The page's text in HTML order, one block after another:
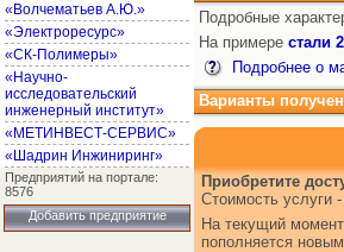
«Волчематьев А.Ю.»
«Электроресурс»
«СК-Полимеры»
«Научно-
исследовательский
инженерный институт»
«МЕТИНВЕСТ-СЕРВИС»
«Шадрин Инжиниринг»
Предприятий на портале:
8576
Добавить предприятие
Подробные
На примере стали
Подробнее о
Варианты
Приобретите
Стоимость услуги -
На текущий
пополняется